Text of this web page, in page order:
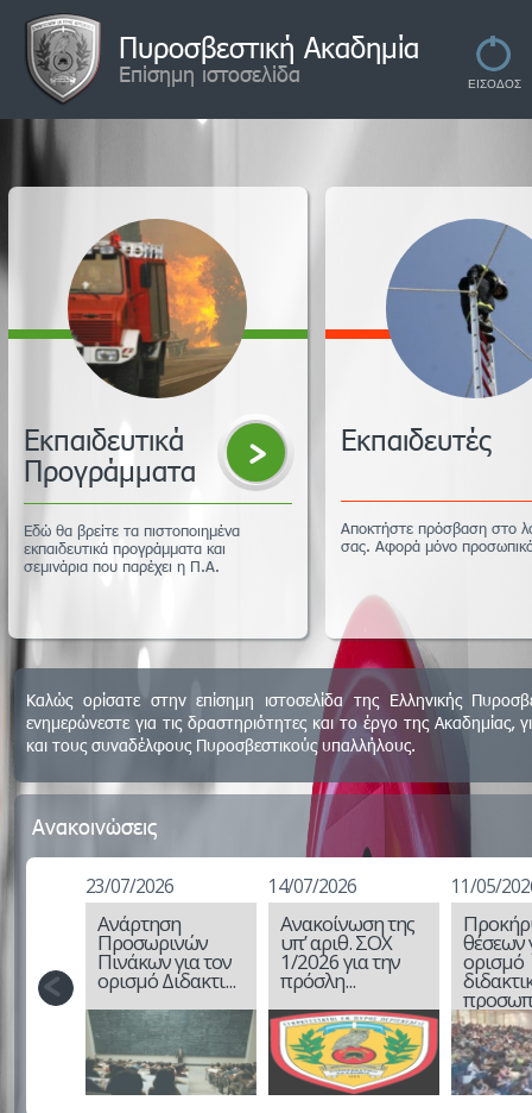
Πυροσβεστική Ακαδημία
Επίσημη ιστοσελίδα
Εκπαιδευτικά
Προγράμματα
Εδώ θα βρείτε τα πιστοποιημένα
εκπαιδευτικά προγράμματα και
σεμινάρια που παρέχει η Π.Α.
Εκπαιδευτές
Αποκτήστε πρόσβαση στο
σας. Αφορά μόνο
Καλώς ορίσατε στην επίσημη ιστοσελίδα της Ελληνικής
ενημερώνεστε για τις δραστηριότητες και το έργο της
και τους συναδέλφους Πυροσβεστικούς υπαλλήλους.
Ανακοινώσεις
23/07/2026
Ανάρτηση
Προσωρινών
Πινάκων για τον
ορισμό Διδακτι...
14/07/2026
Ανακοίνωση της
υπ’ αριθ. ΣΟΧ
1/2026 για την
πρόσλη...
11/05/
θέσεων
ορισμό